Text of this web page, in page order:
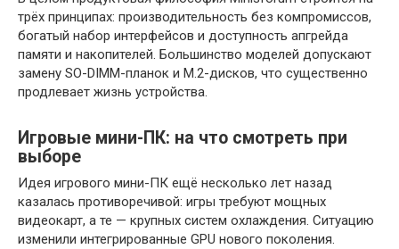
трёх принципах: производительность без компромиссов,
богатый набор интерфейсов и доступность апгрейда
памяти и накопителей. Большинство моделей допускают
замену SO-DIMM-планок и M.2-дисков, что существенно
продлевает жизнь устройства.
Игровые мини-ПК: на что смотреть при
выборе
Идея игрового мини-ПК ещё несколько лет назад
казалась противоречивой: игры требуют мощных
видеокарт, а те — крупных систем охлаждения. Ситуацию
изменили интегрированные GPU нового поколения.